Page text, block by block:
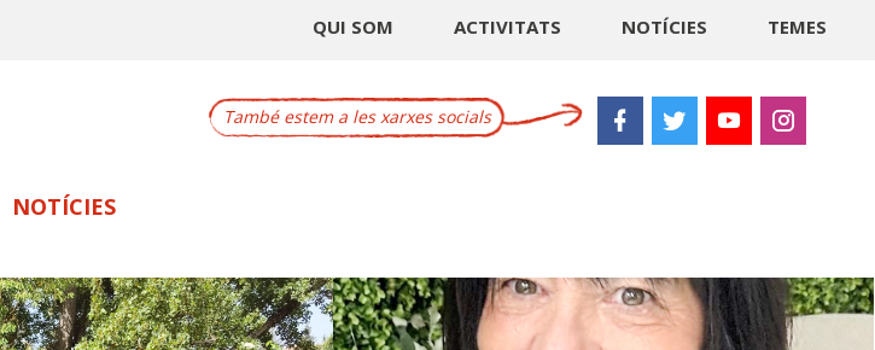
QUI SOM ACTIVITATS NOTÍCIES TEMES
També estem a les xarxes socials
NOTÍCIES